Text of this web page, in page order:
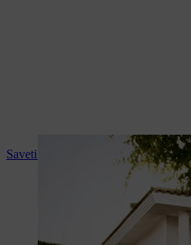
Saveti i upustva za upotrebu